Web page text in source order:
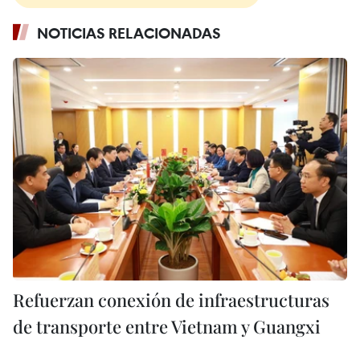
NOTICIAS RELACIONADAS
Refuerzan conexión de infraestructuras
de transporte entre Vietnam y Guangxi